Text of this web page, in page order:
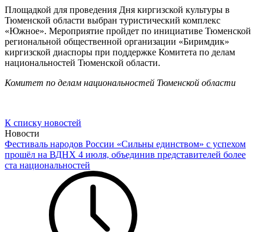
Площадкой для проведения Дня киргизской культуры в
Тюменской области выбран туристический комплекс
«Южное». Мероприятие пройдет по инициативе Тюменской
региональной общественной организации «Биримдик»
киргизской диаспоры при поддержке Комитета по делам
национальностей Тюменской области.
Комитет по делам национальностей Тюменской области
К списку новостей
Новости
Фестиваль народов России «Сильны единством» с успехом
прошёл на ВДНХ 4 июля, объединив представителей более
ста национальностей